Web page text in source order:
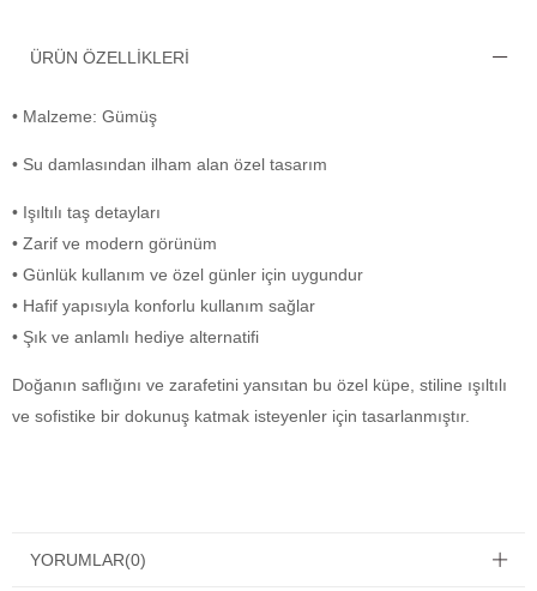
ÜRÜN ÖZELLIKLERI
• Malzeme: Gümüş
• Su damlasından ilham alan özel tasarım
• Işıltılı taş detayları
• Zarif ve modern görünüm
• Günlük kullanım ve özel günler için uygundur
• Hafif yapısıyla konforlu kullanım sağlar
• Şık ve anlamlı hediye alternatifi
Doğanın saflığını ve zarafetini yansıtan bu özel küpe, stiline ışıltılı
ve sofistike bir dokunuş katmak isteyenler için tasarlanmıştır.
YORUMLAR(0)